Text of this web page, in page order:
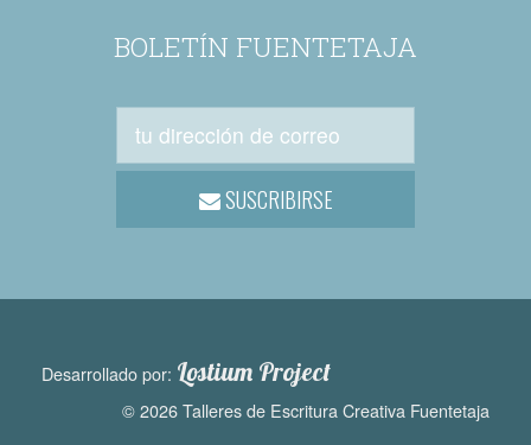
BOLETÍN FUENTETAJA
SUSCRIBIRSE
Desarrollado por: Lostium Project
© 2026 Talleres de Escritura Creativa Fuentetaja